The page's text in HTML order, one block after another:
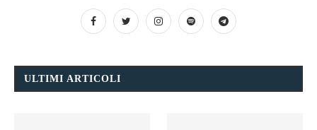
ULTIMI ARTICOLI